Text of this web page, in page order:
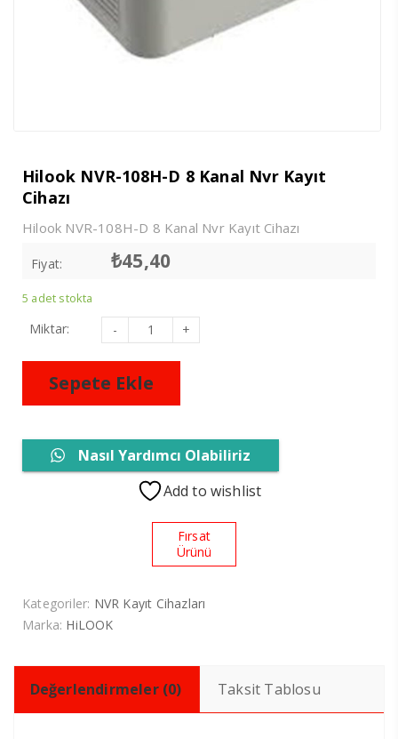
Hilook NVR-108H-D 8 Kanal Nvr Kayıt
Cihazı
Hilook NVR-108H-D 8 Kanal Nvr Kayıt Cihazı
Fiyat: ₺45,40
5 adet stokta
Miktar: Hilook
108H-
D
Kanal
Kayıt
Sepete Ekle
Nasıl Yardımcı Olabiliriz
Add to wishlist
Fırsat
Ürünü
Kategoriler: NVR Kayıt Cihazları
Marka: HiLOOK
Değerlendirmeler (0) Taksit Tablosu